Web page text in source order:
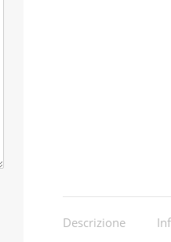
Descrizione